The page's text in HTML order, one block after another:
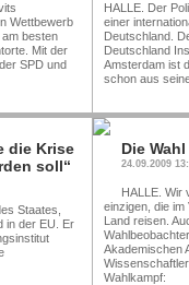
Wettbewerb
besten
Mit der
SPD und
HALLE. Der
einer
Deutschland.
Deutschland
Amsterdam ist
schon aus
die Krise
soll“
Staates,
in der EU. Er
Die
24.09.2009
HALLE. Wir
einzigen, die
Land reisen.
Akademischen
Wahlkampf: